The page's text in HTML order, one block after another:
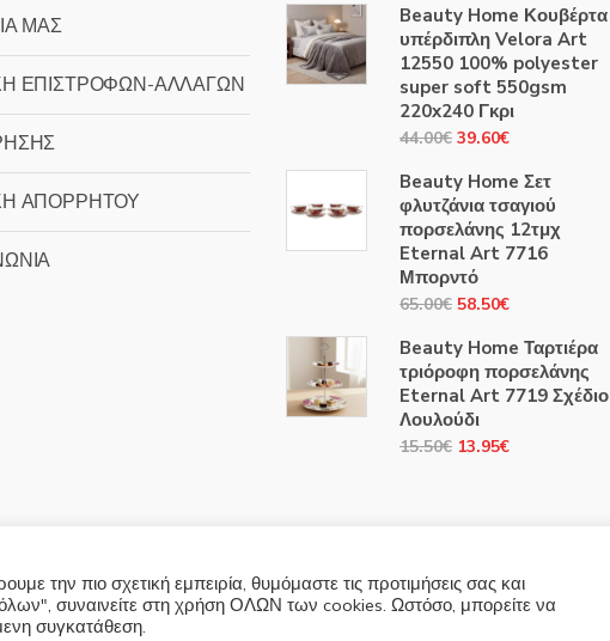
ΜΑΣ
ΕΠΙΣΤΡΟΦΩΝ-ΑΛΛΑΓΩΝ
ΑΠΟΡΡΗΤΟΥ
Beauty Home Κουβέρτα
υπέρδιπλη Velora Art
12550 100% polyester
super soft 550gsm
220x240 Γκρι
44.00€ Original
was:
44.00€.
39.60€Η
τιμή
είναι:
39.60€.
Beauty Home Σετ
φλυτζάνια τσαγιού
πορσελάνης 12τμχ
Eternal Art 7716
Μπορντό
65.00€ Original
was:
65.00€.
58.50€Η
τιμή
είναι:
Beauty Home Ταρτιέρα
τριόροφη πορσελάνης
Eternal Art 7719 Σχέδιο
Λουλούδι
15.50€ Original
13.95€Η
την πιο σχετική εμπειρία, θυμόμαστε τις προτιμήσεις σας και
συναινείτε στη χρήση ΟΛΩΝ των cookies. Ωστόσο, μπορείτε να
συγκατάθεση.